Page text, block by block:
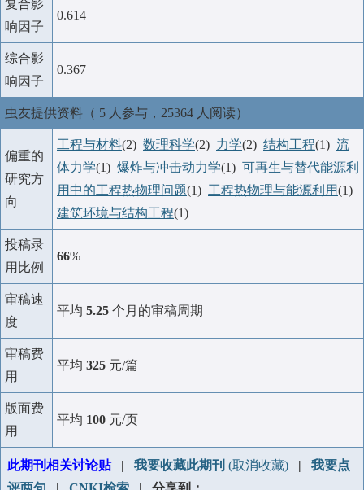
复合影
响因子
0.614
综合影
响因子
0.367
虫友提供资料（ 5 人参与，25364 人阅读）
偏重的
研究方
向
工程与材料(2) 数理科学(2) 力学(2) 结构工程(1) 流
体力学(1) 爆炸与冲击动力学(1) 可再生与替代能源利
用中的工程热物理问题(1) 工程热物理与能源利用(1)
建筑环境与结构工程(1)
投稿录
用比例
66%
审稿速
度
平均 5.25 个月的审稿周期
审稿费
用
平均 325 元/篇
版面费
用
平均 100 元/页
此期刊相关讨论贴| 我要收藏此期刊 (取消收藏) | 我要点